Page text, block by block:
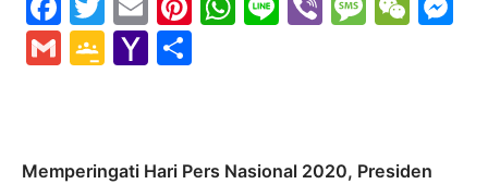
GmailGoogle
Yahoo
Memperingati Hari Pers Nasional 2020, Presiden